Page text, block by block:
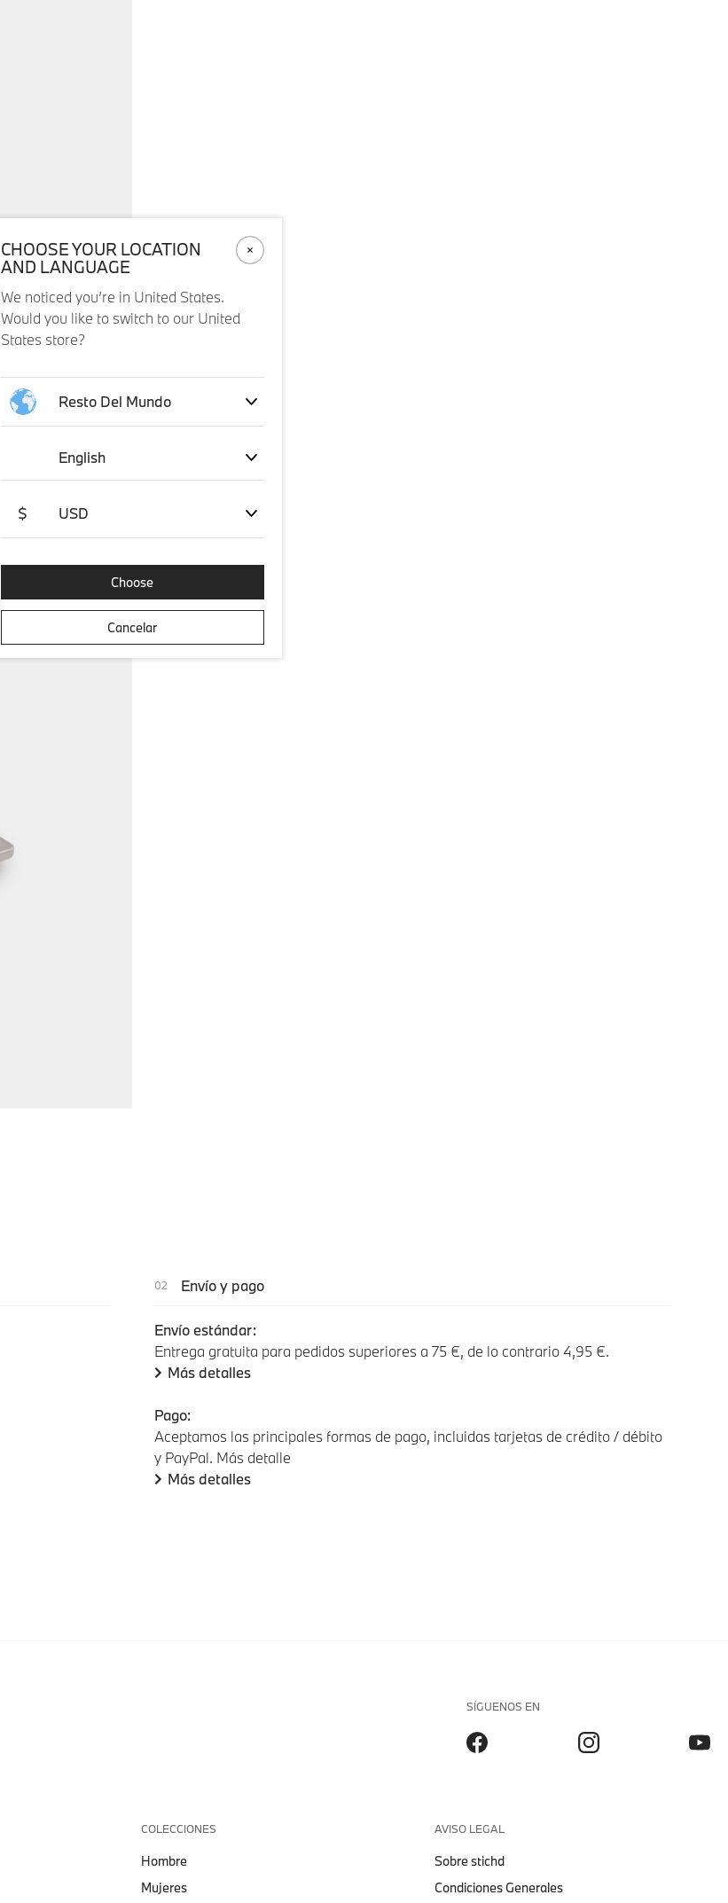
Envío y pago
Envío estándar:
Entrega gratuita para pedidos superiores a 75 €, de lo contrario 4,95 €.
Más detalles
Pago:
Aceptamos las principales formas de pago, incluidas tarjetas de crédito / débito
y PayPal. Más detalle
Más detalles
CHOOSE YOUR LOCATION
AND LANGUAGE
We noticed you’re in United States.
Would you like to switch to our United
States store?
Resto Del Mundo
English
$ USD
Choose
Cancelar
SÍGUENOS EN
COLECCIONES
Hombre
Mujeres
AVISO LEGAL
Sobre stichd
Condiciones Generales